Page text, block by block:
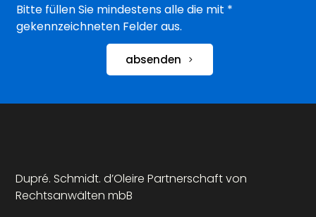
Bitte füllen Sie mindestens alle die mit *
gekennzeichneten Felder aus.
absenden
Dupré. Schmidt. d’Oleire Partnerschaft von
Rechtsanwälten mbB